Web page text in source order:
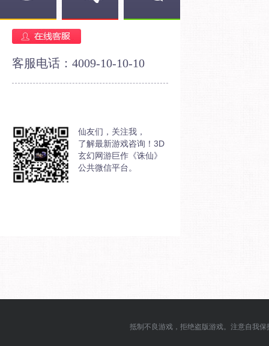
客服电话：4009-10-10-10
仙友们，关注我，
了解最新游戏咨询！3D
玄幻网游巨作《诛仙》
公共微信平台。
抵制不良游戏，拒绝盗版游戏。注意自我